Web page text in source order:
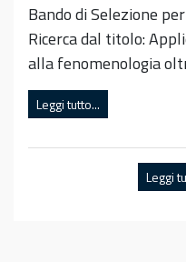
Bando di Selezione
Ricerca dal titolo:
alla fenomenologia
Leggi tutto...
Leggi